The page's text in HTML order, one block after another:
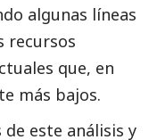
algunas líneas
recursos
que, en
más bajos.
este análisis y